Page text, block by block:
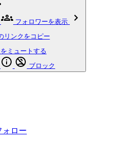
フォロワーを表示
リンクをコピー
ミュートする
ブロック
ォロー